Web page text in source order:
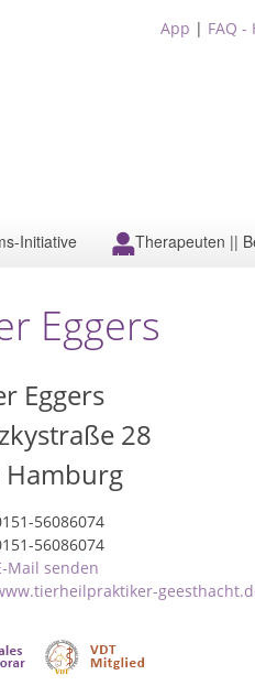
App | FAQ
Initiative Therapeuten ||
Eggers
Eggers
28
Hamburg
56086074
56086074
Mail senden